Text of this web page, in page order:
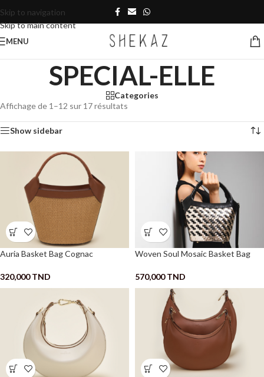
Skip to navigation
Skip to main content
MENU
SPECIAL-ELLE
Categories
Affichage de 1–12 sur 17 résultats
Show sidebar
Auria Basket Bag Cognac
320,000TND
Woven Soul Mosaic Basket Bag
570,000TND